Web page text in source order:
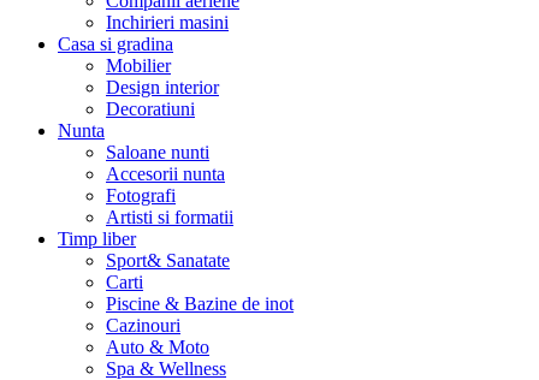
Inchirieri masini
Casa si gradina
Mobilier
Design interior
Decoratiuni
Nunta
Saloane nunti
Accesorii nunta
Fotografi
Artisti si formatii
Timp liber
Sport& Sanatate
Carti
Piscine & Bazine de inot
Cazinouri
Auto & Moto
Spa & Wellness